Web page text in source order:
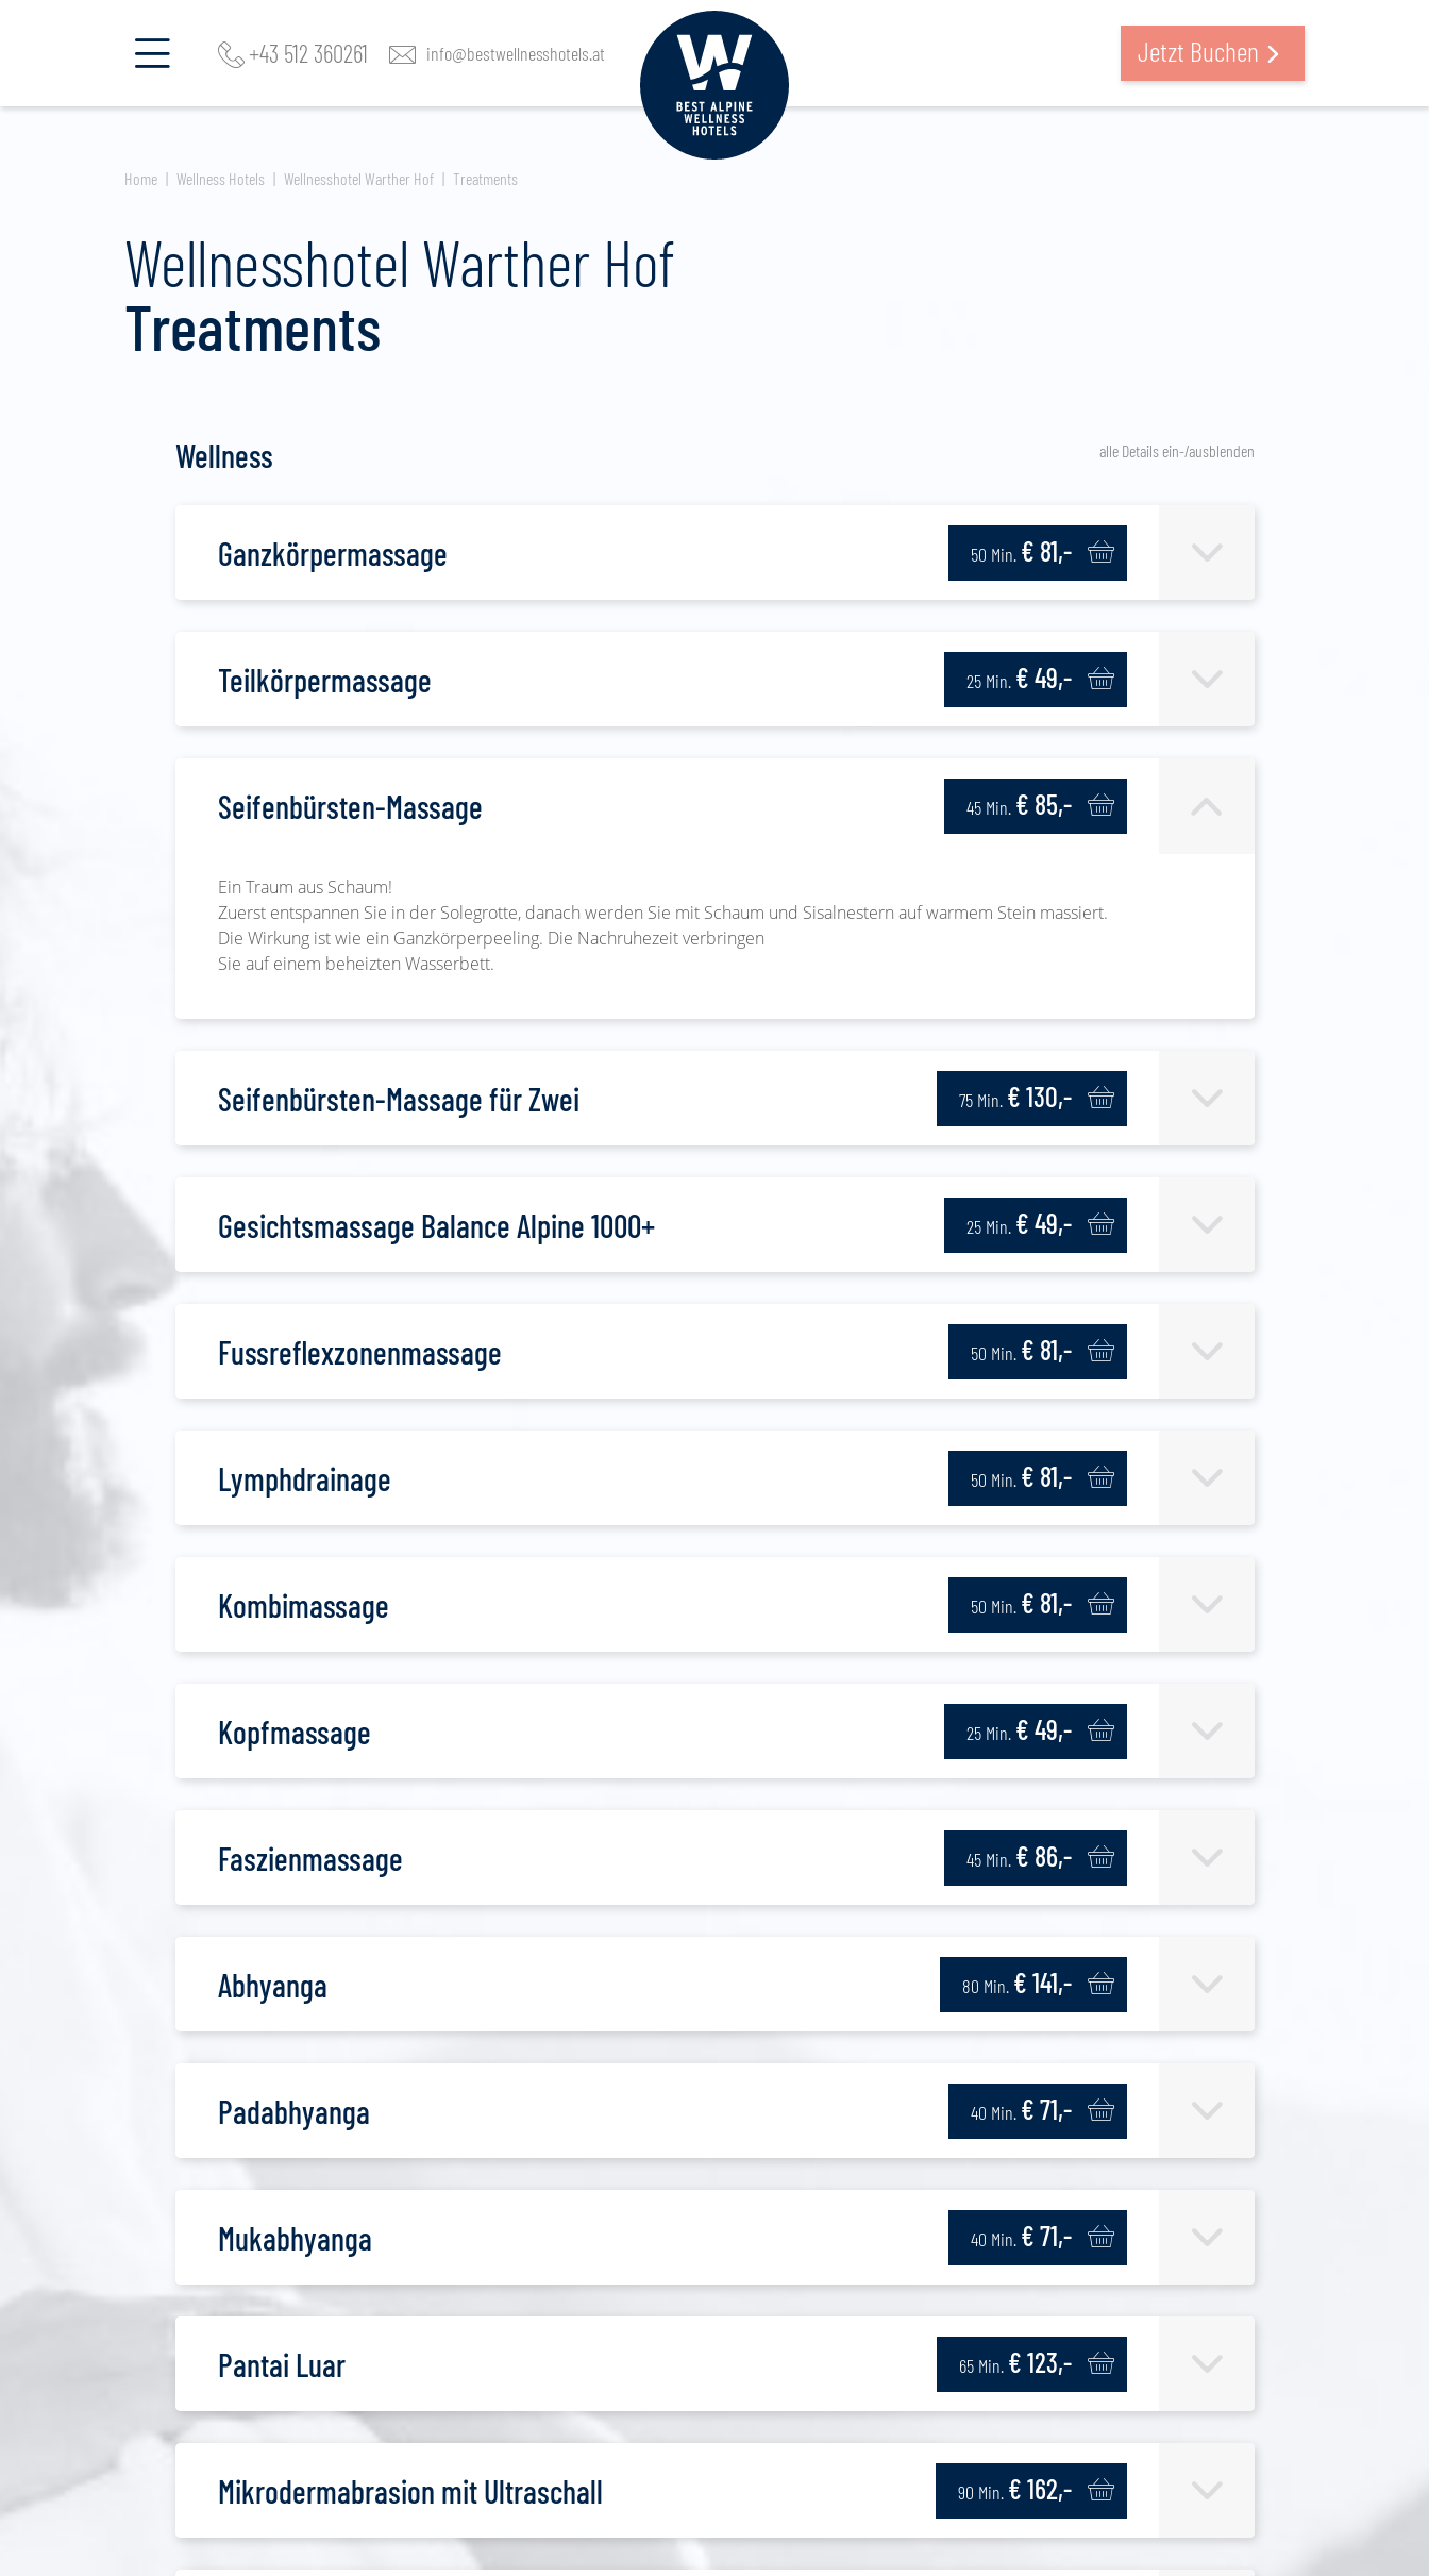
+43 512 360261 info@bestwellnesshotels.at Jetzt Buchen
Home Wellness Hotels Wellnesshotel Warther Hof Treatments
Wellnesshotel Warther Hof
Treatments
alle Details ein-/ausblenden
Wellness
Ganzkörpermassage 50 Min. € 81,-
Teilkörpermassage 25 Min. € 49,-
Seifenbürsten-Massage 45 Min. € 85,-
Ein Traum aus Schaum!
Zuerst entspannen Sie in der Solegrotte, danach werden Sie mit Schaum und Sisalnestern auf warmem Stein massiert.
Die Wirkung ist wie ein Ganzkörperpeeling. Die Nachruhezeit verbringen
Sie auf einem beheizten Wasserbett.
Seifenbürsten-Massage für Zwei 75 Min. € 130,-
Gesichtsmassage Balance Alpine 1000+ 25 Min. € 49,-
Fussreflexzonenmassage 50 Min. € 81,-
Lymphdrainage 50 Min. € 81,-
Kombimassage 50 Min. € 81,-
Kopfmassage 25 Min. € 49,-
Faszienmassage 45 Min. € 86,-
Abhyanga 80 Min. € 141,-
Padabhyanga 40 Min. € 71,-
Mukabhyanga 40 Min. € 71,-
Pantai Luar 65 Min. € 123,-
Mikrodermabrasion mit Ultraschall 90 Min. € 162,-